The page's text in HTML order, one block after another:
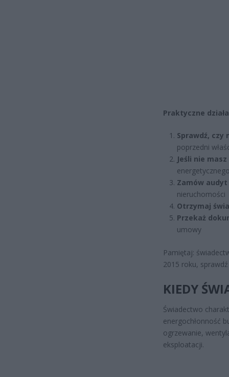
Praktyczne
Sprawdź, czy
poprzedni
Jeśli nie
Zamów audyt
nieruchomości
Otrzymaj
Przekaż
umowy
Pamiętaj:
2015 roku,
KIEDY
Świadectwo
energochłonność
ogrzewanie,
eksploatacji.